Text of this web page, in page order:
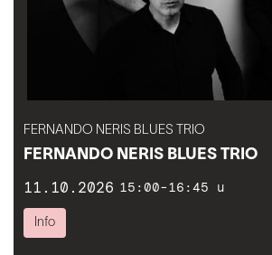
FERNANDO NERIS BLUES TRIO
FERNANDO NERIS BLUES TRIO
11.10.2026 15:00-16:45 u
Info